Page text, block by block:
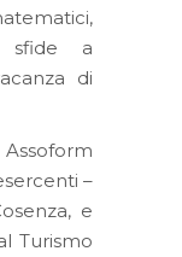
sfide a
di
–
e
Turismo